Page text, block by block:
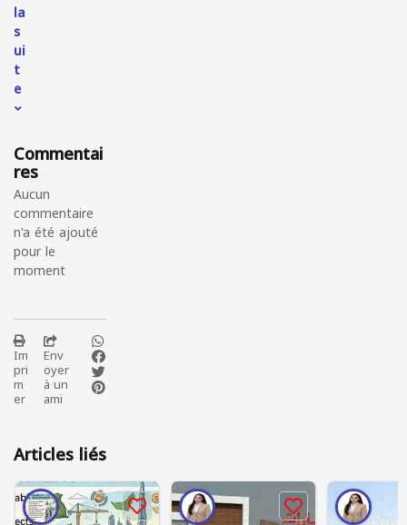
la
s
ui
t
e
Commentai
res
Aucun
commentaire
n'a été ajouté
pour le
moment
Im
pri
m
er
Env
oyer
à un
ami
Articles liés